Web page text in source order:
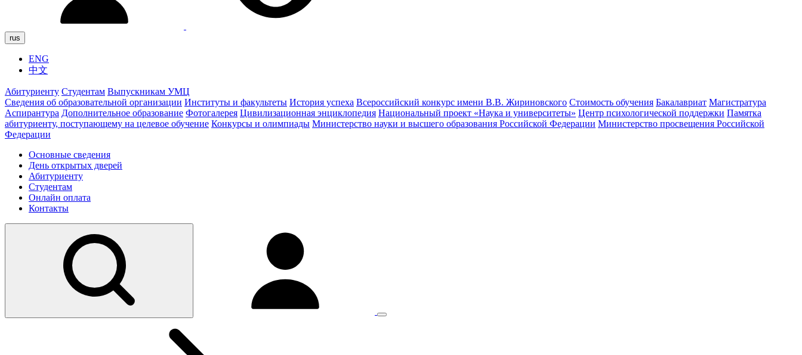
rus
ENG
中文
Абитуриенту Студентам Выпускникам УМЦ
Сведения об образовательной организации Институты и факультеты История успеха Всероссийский конкурс имени В.В. Жириновского Стоимость обучения Бакалавриат Магистратура
Аспирантура Дополнительное образование Фотогалерея Цивилизационная энциклопедия Национальный проект «Наука и университеты» Центр психологической поддержки Памятка
абитуриенту, поступающему на целевое обучение Конкурсы и олимпиады Министерство науки и высшего образования Российской Федерации Министерство просвещения Российской
Федерации
Основные сведения
День открытых дверей
Абитуриенту
Студентам
Онлайн оплата
Контакты